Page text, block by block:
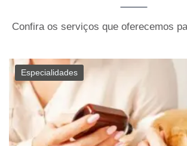
Confira os serviços que oferecemos
Especialidades